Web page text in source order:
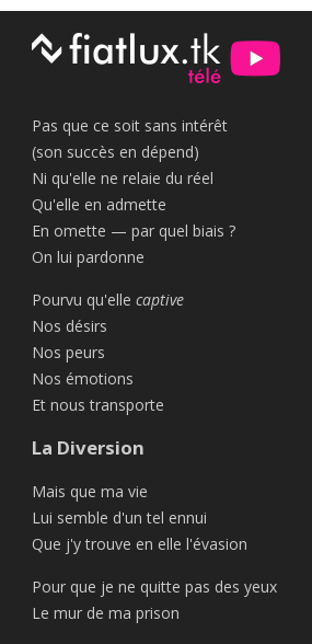
Pas que ce soit sans intérêt
(son succès en dépend)
Ni qu'elle ne relaie du réel
Qu'elle en admette
En omette — par quel biais ?
On lui pardonne
Pourvu qu'elle captive
Nos désirs
Nos peurs
Nos émotions
Et nous transporte
La Diversion
Mais que ma vie
Lui semble d'un tel ennui
Que j'y trouve en elle l'évasion
Pour que je ne quitte pas des yeux
Le mur de ma prison